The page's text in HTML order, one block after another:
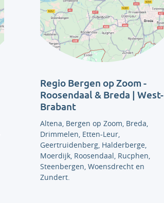
Regio Bergen op Zoom -
Roosendaal & Breda | West-
Brabant
Altena, Bergen op Zoom, Breda,
Drimmelen, Etten-Leur,
Geertruidenberg, Halderberge,
Moerdijk, Roosendaal, Rucphen,
Steenbergen, Woensdrecht en
Zundert.